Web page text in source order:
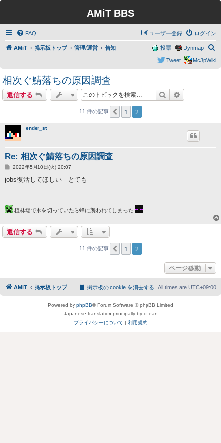
AMiT BBS
FAQ ログイン
ユーザー登録
AMiT 掲示板トップ 管理/運営 告知
索
Dynmap
投票
McJpWiki
Tweet
相次ぐ鯖落ちの原因調査
返信する 検索
11 件の記事 １つ前へ
1 2
ender_st
Re: 相次ぐ鯖落ちの原因調査
投
記
2022年5月10日(火) 20:07
jobs復活してほしい とても
植林場で木を切っていたら蜂に襲われてしまった
返信する
11 件の記事 １つ前へ
1 2
ページ移動
AMiT 掲示板トップ All times are UTC+09:00
掲示板の cookie を消去する
Powered by phpBB® Forum Software © phpBB Limited
Japanese translation principally by ocean
プライバシーについて | 利用規約